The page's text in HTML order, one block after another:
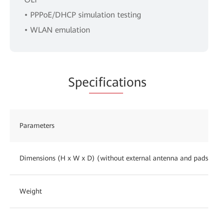
• PPPoE/DHCP simulation testing
• WLAN emulation
Specifications
Parameters
Dimensions (H x W x D) (without external antenna and pads)
Weight